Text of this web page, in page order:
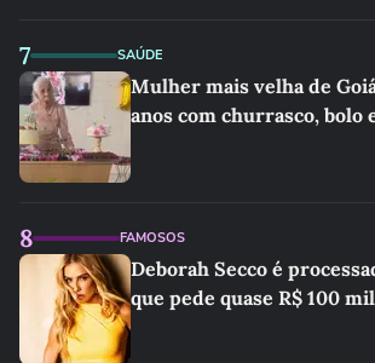
7 SAÚDE
Mulher mais velha de
anos com churrasco, bolo
8 FAMOSOS
Deborah Secco é
que pede quase R$ 100